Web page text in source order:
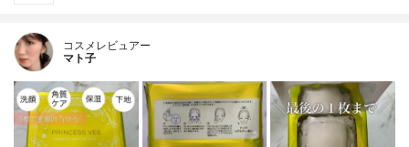
コスメレビュアー
マト子